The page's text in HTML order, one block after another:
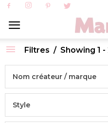
Filtres Showing 1
Nom créateur / marque
Style